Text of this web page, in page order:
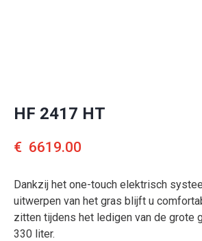
HF 2417 HT
€ 6619.00
Dankzij het one-touch elektrisch
uitwerpen van het gras blijft u
zitten tijdens het ledigen van de grote
330 liter.